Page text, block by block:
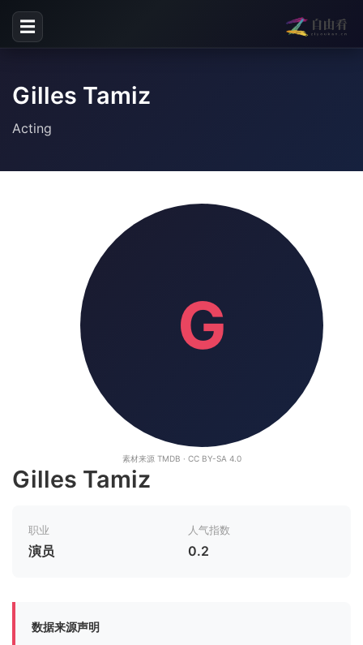
☰
Gilles Tamiz
Acting
G
素材来源 TMDB · CC BY-SA 4.0
Gilles Tamiz
职业
演员
人气指数
0.2
数据来源声明